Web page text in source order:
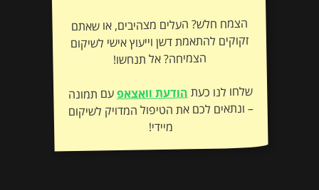
הצמח חלש? העלים מצהיבים, או שאתם
זקוקים להתאמת דשן וייעוץ אישי לשיקום
הצמיחה? אל תנחשו!
שלחו לנו כעתהודעת וואצאפעם תמונה
– ונתאים לכם את הטיפול המדויק לשיקום
מיידי!